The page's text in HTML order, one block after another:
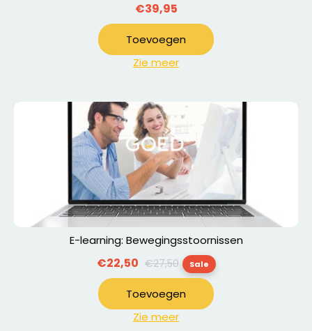
€39,95
Toevoegen
Zie meer
E-learning: Bewegingsstoornissen
€22,50 Normale
prijs
€27,50 Sale
Toevoegen
Zie meer